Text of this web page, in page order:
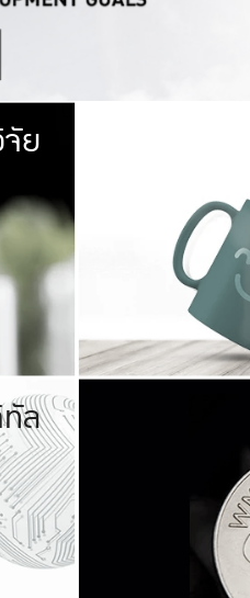
าลัย
ที่เขียวสดใส หนาแน่น
อง (URBAN FOREST)
AGRICULTURE)
ได้ประมาณ 1,400 ไร่
ย
อบต่อสังคม
ชน เพื่อความกินดีอยู่ดี
และความสุขอย่างยั่งยืน
มองปัญหาในภาพกว้าง
ไขจากปัญหาจุดเล็กๆ
ล